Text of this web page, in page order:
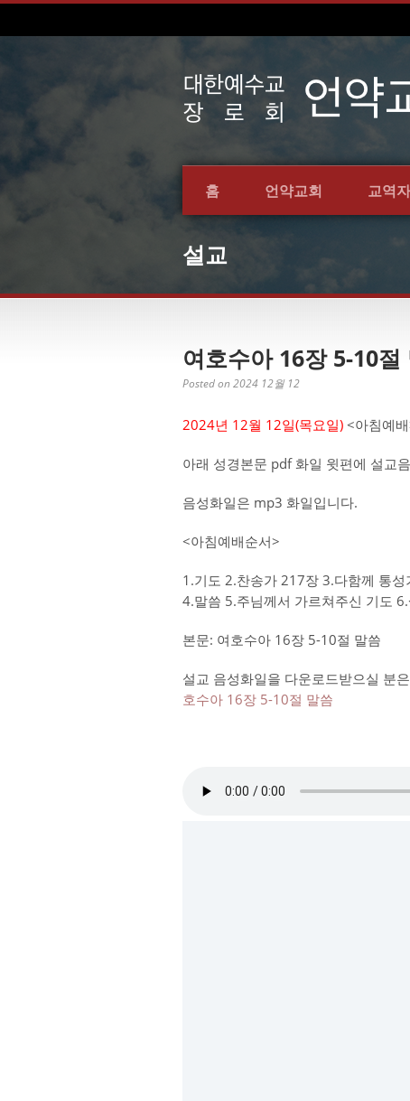
홈 언약교회 교역
설교
여호수아 16장 5-10
Posted on 2024 12월 12
2024년 12월 12일(목요일) <아침예
아래 성경본문 pdf 화일 윗편에 설교
음성화일은 mp3 화일입니다.
<아침예배순서>
1.기도 2.찬송가 217장 3.다함께 통
4.말씀 5.주님께서 가르쳐주신 기도
본문: 여호수아 16장 5-10절 말씀
설교 음성화일을 다운로드받으실 분
호수아 16장 5-10절 말씀